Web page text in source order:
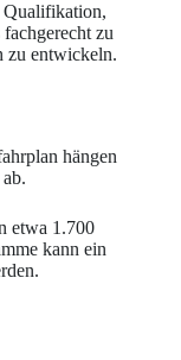
Qualifikation,
zu
zu entwickeln.
hängen
etwa 1.700
kann ein